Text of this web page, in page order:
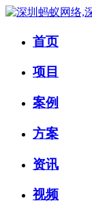
首页
项目
案例
方案
资讯
视频